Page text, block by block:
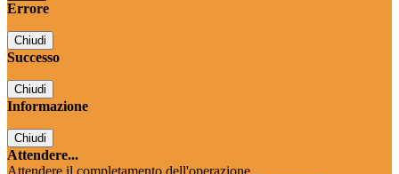
Errore
Chiudi
Successo
Chiudi
Informazione
Chiudi
Attendere...